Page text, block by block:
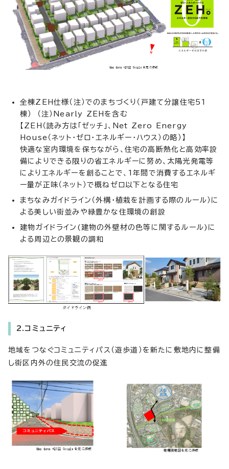
全棟ZEH仕様（注）でのまちづくり（戸建て分譲住宅51
棟） （注）Nearly ZEHを含む
【ZEH（読み方は「ゼッチ」、Net Zero Energy
House（ネット・ゼロ・エネルギー・ハウス）の略）】
快適な室内環境を保ちながら、住宅の高断熱化と高効率設
備によりできる限りの省エネルギーに努め、太陽光発電等
によりエネルギーを創ることで、1年間で消費するエネルギ
ー量が正味（ネット）で概ねゼロ以下となる住宅
まちなみガイドライン（外構・植栽を計画する際のルール）に
よる美しい街並みや緑豊かな住環境の創設
建物ガイドライン(建物の外壁材の色等に関するルール)に
よる周辺との景観の調和
2.コミュニティ
地域をつなぐコミュニティパス（遊歩道）を新たに敷地内に整備
し街区内外の住民交流の促進